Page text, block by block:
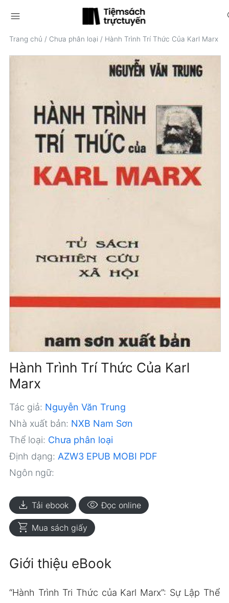
menu
Trang chủ / Chưa phân loại / Hành Trình Trí Thức Của Karl Marx
Hành Trình Trí Thức Của Karl
Marx
Tác giả: Nguyễn Văn Trung
Nhà xuất bản: NXB Nam Sơn
Thể loại: Chưa phân loại
Định dạng: AZW3 EPUB MOBI PDF
Ngôn ngữ:
download Tải ebook visibility Đọc online
shopping_cart Mua sách giấy
Giới thiệu eBook
“Hành Trình Tri Thức của Karl Marx”: Sự Lập Thể